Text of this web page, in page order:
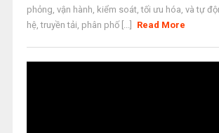
phỏng, vận hành, kiểm soát, tối ưu hóa, và tự
hệ, truyền tải, phân phố [...]
Read More